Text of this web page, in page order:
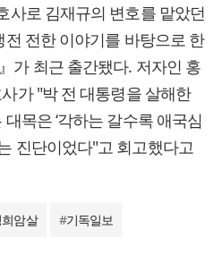
사로 김재규의 변호를 맡았던
전 전한 이야기를 바탕으로 한
가 최근 출간됐다. 저자인 홍
가 "박 전 대통령을 살해한
목은 ‘각하는 갈수록 애국심
진단이었다"고 회고했다고
암살 #기독일보